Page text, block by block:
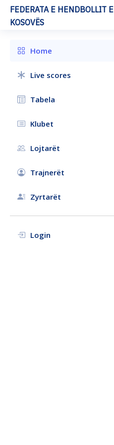
FEDERATA E HENDBOLLIT E
KOSOVËS
Home
Live scores
Tabela
Klubet
Lojtarët
Trajnerët
Zyrtarët
Login